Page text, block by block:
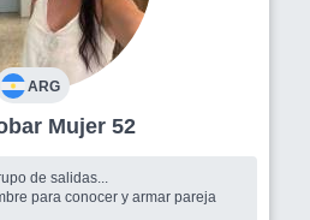
ARG
Escobar Mujer 52
de salidas...
para conocer y armar pareja